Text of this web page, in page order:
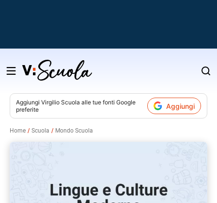
Salta
contenuto
Aggiungi Virgilio Scuola alle tue fonti Google
preferite
Aggiungi
Home Scuola Mondo Scuola